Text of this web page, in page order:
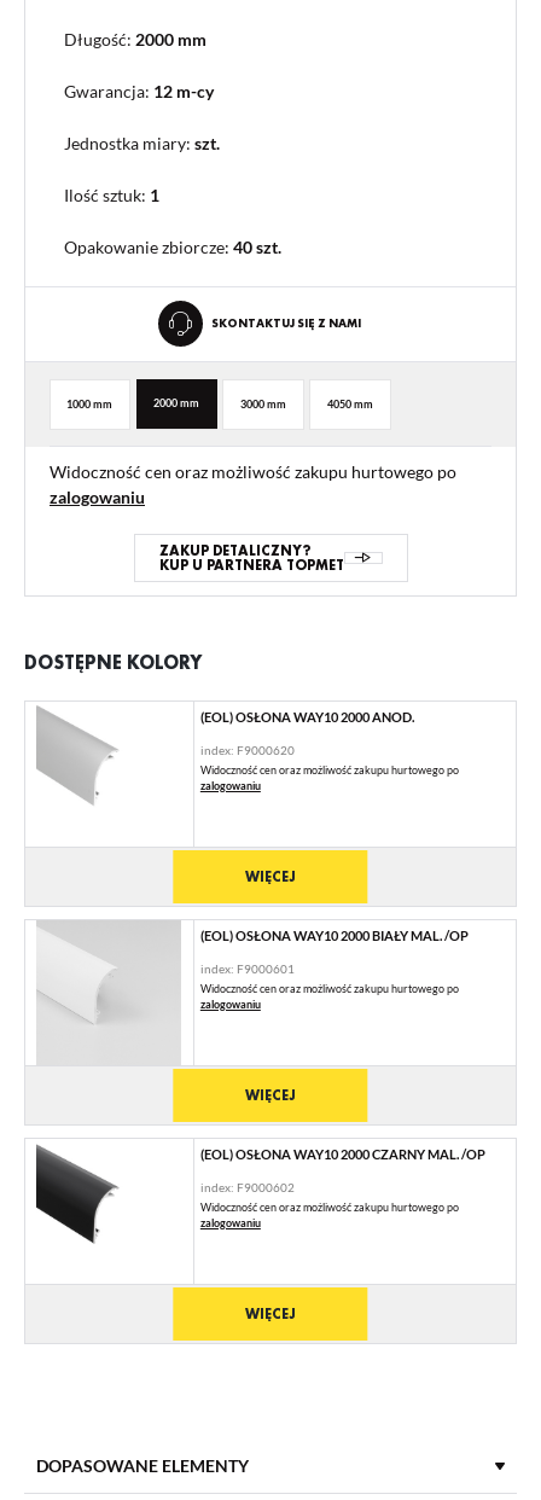
Długość: 2000 mm
Gwarancja: 12 m-cy
Jednostka miary: szt.
Ilość sztuk: 1
Opakowanie zbiorcze: 40 szt.
SKONTAKTUJ SIĘ Z NAMI
1000 mm 2000 mm 3000 mm 4050 mm
Widoczność cen oraz możliwość zakupu hurtowego po
zalogowaniu
ZAKUP DETALICZNY?
KUP U PARTNERA TOPMET
DOSTĘPNE KOLORY
(EOL) OSŁONA WAY10 2000 ANOD.
index: F9000620
Widoczność cen oraz możliwość zakupu hurtowego po
zalogowaniu
WIĘCEJ
(EOL) OSŁONA WAY10 2000 BIAŁY MAL. /OP
index: F9000601
Widoczność cen oraz możliwość zakupu hurtowego po
zalogowaniu
WIĘCEJ
(EOL) OSŁONA WAY10 2000 CZARNY MAL. /OP
index: F9000602
Widoczność cen oraz możliwość zakupu hurtowego po
zalogowaniu
WIĘCEJ
DOPASOWANE ELEMENTY